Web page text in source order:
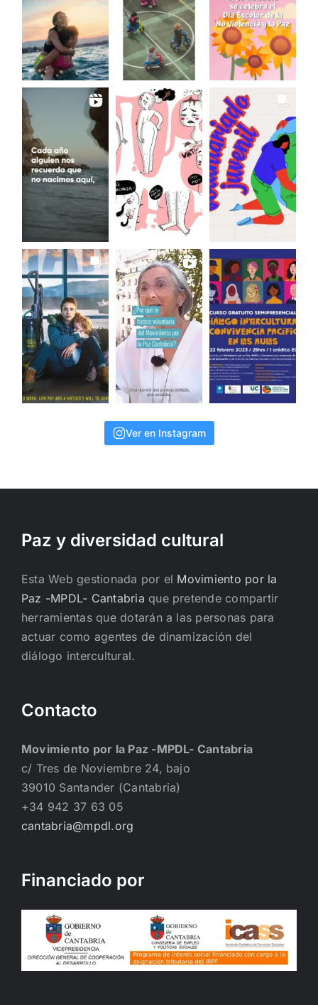
Ver en Instagram
Paz y diversidad cultural
Esta Web gestionada por el Movimiento por la
Paz -MPDL- Cantabria que pretende compartir
herramientas que dotarán a las personas para
actuar como agentes de dinamización del
diálogo intercultural.
Contacto
Movimiento por la Paz -MPDL- Cantabria
c/ Tres de Noviembre 24, bajo
39010 Santander (Cantabria)
+34 942 37 63 05
cantabria@mpdl.org
Financiado por